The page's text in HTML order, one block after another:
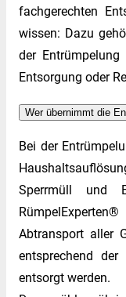
fachgerechten
wissen: Dazu
der
Entsorgung oder
Wer übernimmt die
Bei der
Sperrmüll und
Abtransport aller
entsprechend der
entsorgt werden.